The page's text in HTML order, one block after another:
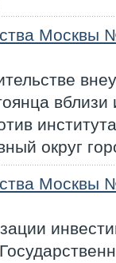
Москвы
округ
Москвы